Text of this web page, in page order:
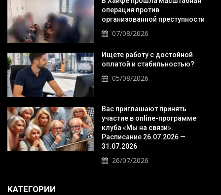
операция против
организованной преступности
07/08/2026
Ищете работу с достойной
оплатой и стабильностью?
05/08/2026
Вас приглашают принять
участие в online-программе
клуба «Мы на связи».
Расписание 26.07.2026 —
31.07.2026
26/07/2026
KАТЕГОРИИ